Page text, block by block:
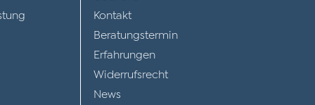
Kontakt
Beratungstermin
Erfahrungen
Widerrufsrecht
News